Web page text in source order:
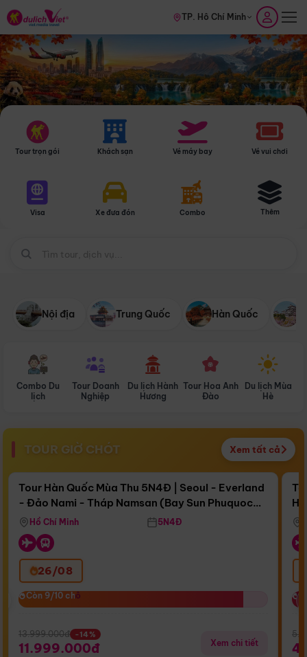
TP. Hồ Chí Minh
Tour trọn gói Khách sạn Vé máy bay Vé vui chơi
Visa Xe đưa đón Combo Thêm
Nội địa Trung Quốc Hàn Quốc
Combo Du
lịch
Tour Doanh
Nghiệp
Du lịch Hành
Hương
Tour Hoa Anh
Đào
Du lịch Mùa
Hè
TOUR GIỜ CHÓT Xem tất cả
Còn17 ngày 12:27:11
Bay Sun Phuquoc Airways
Điểm nổi bật
Tour Hàn Quốc Mùa Thu 5N4Đ | Seoul - Everland
- Đảo Nami - Tháp Namsan (Bay Sun Phuquoc
Airways)
Hồ Chí Minh 5N4Đ
26/08
Còn 9/10 chỗ
Còn 9/10 chỗ
13.999.000đ -14%
11.999.000đ Xem chi tiết